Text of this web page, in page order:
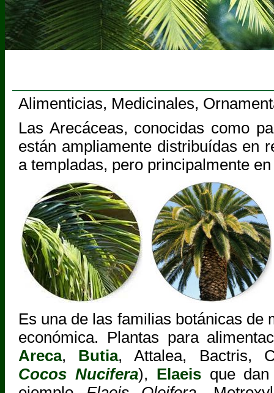
Alimenticias, Medicinales,
Las Arecáceas, conocidas como
están ampliamente distribuídas en
a templadas, pero principalmente
Es una de las familias botánicas de
económica. Plantas para
Areca, Butia, Attalea, Bactris,
Cocos Nucifera), Elaeisque dan